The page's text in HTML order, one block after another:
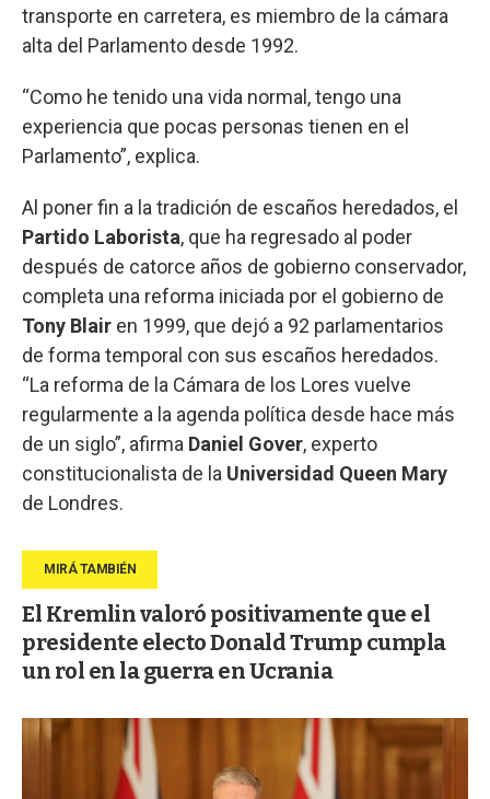
transporte en carretera, es miembro de la cámara
alta del Parlamento desde 1992.
“Como he tenido una vida normal, tengo una
experiencia que pocas personas tienen en el
Parlamento”, explica.
Al poner fin a la tradición de escaños heredados, el
Partido Laborista, que ha regresado al poder
después de catorce años de gobierno conservador,
completa una reforma iniciada por el gobierno de
Tony Blair en 1999, que dejó a 92 parlamentarios
de forma temporal con sus escaños heredados.
“La reforma de la Cámara de los Lores vuelve
regularmente a la agenda política desde hace más
de un siglo”, afirma Daniel Gover, experto
constitucionalista de la Universidad Queen Mary
de Londres.
El Kremlin valoró positivamente que el
presidente electo Donald Trump cumpla
un rol en la guerra en Ucrania